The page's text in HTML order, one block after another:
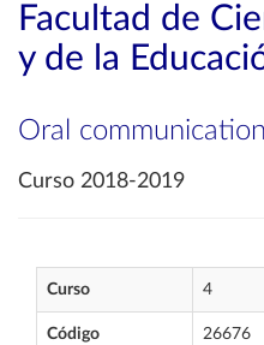
Facultad de
y de la
Oral communication
Curso 2018-2019
Curso 4
Código 26676